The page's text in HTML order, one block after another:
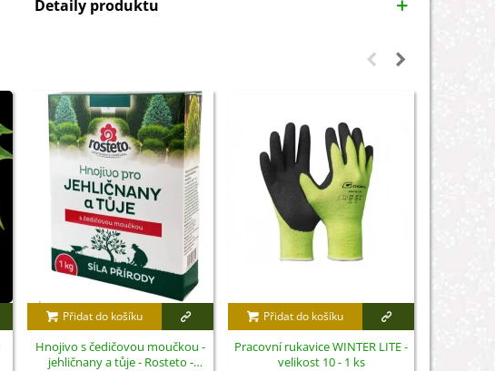
Detaily produktu
Přidat do košíku
Hnojivo s čedičovou moučkou -
jehličnany a tůje - Rosteto -
Přidat do košíku
Pracovní rukavice WINTER LITE -
velikost 10 - 1 ks